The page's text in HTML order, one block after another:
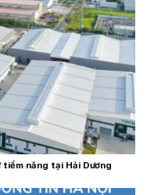
tiềm năng tại Hải Dương